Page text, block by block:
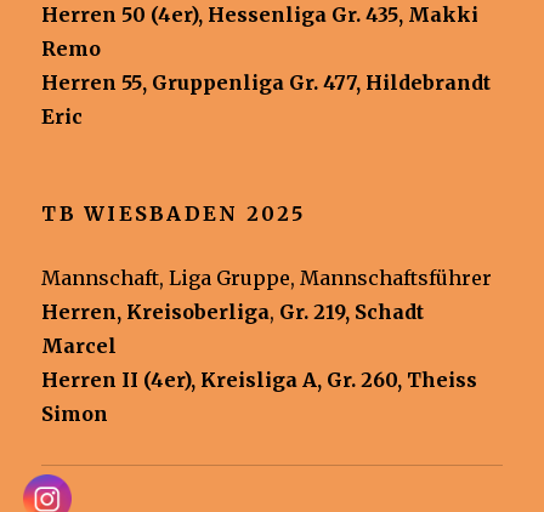
Herren 50 (4er), Hessenliga Gr. 435, Makki
Remo
Herren 55, Gruppenliga Gr. 477, Hildebrandt
Eric
TB WIESBADEN 2025
Mannschaft, Liga Gruppe, Mannschaftsführer
Herren, Kreisoberliga, Gr. 219, Schadt
Marcel
Herren II (4er), Kreisliga A, Gr. 260, Theiss
Simon